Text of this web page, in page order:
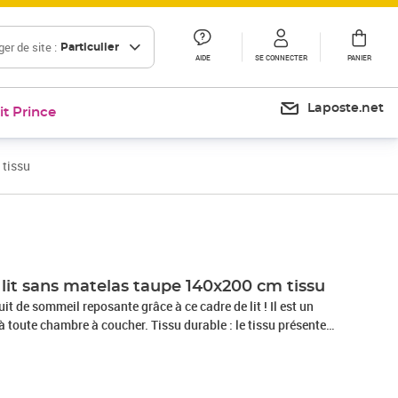
de site : Particulier
AIDE SE CONNECTER PANIER
Prince Laposte.net
tissu
sans matelas taupe 140x200 cm tissu
de sommeil reposante grâce à ce cadre de lit ! Il est un
chambre à coucher. Tissu durable : le tissu présente
et il est respirant et durable.Pieds de soutien : le lit est
: les lattes de contreplaqué assurent une bonne